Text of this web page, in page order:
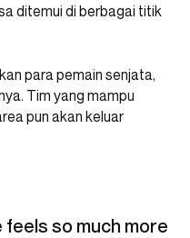
ditemui di berbagai titik
para pemain senjata,
Tim yang mampu
pun akan keluar
feels so much more